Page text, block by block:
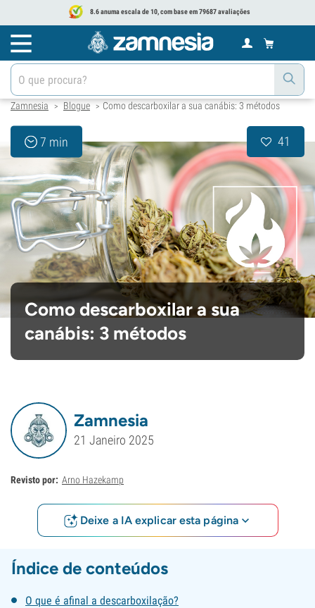
8.6 anuma escala de 10, com base em 79687 avaliações
Zamnesia > Blogue > Como descarboxilar a sua canábis: 3 métodos
7 min 41
Como descarboxilar a sua
canábis: 3 métodos
Zamnesia
21 Janeiro 2025
Revisto por: Arno Hazekamp
Deixe a IA explicar esta página
Índice de conteúdos
O que é afinal a descarboxilação?